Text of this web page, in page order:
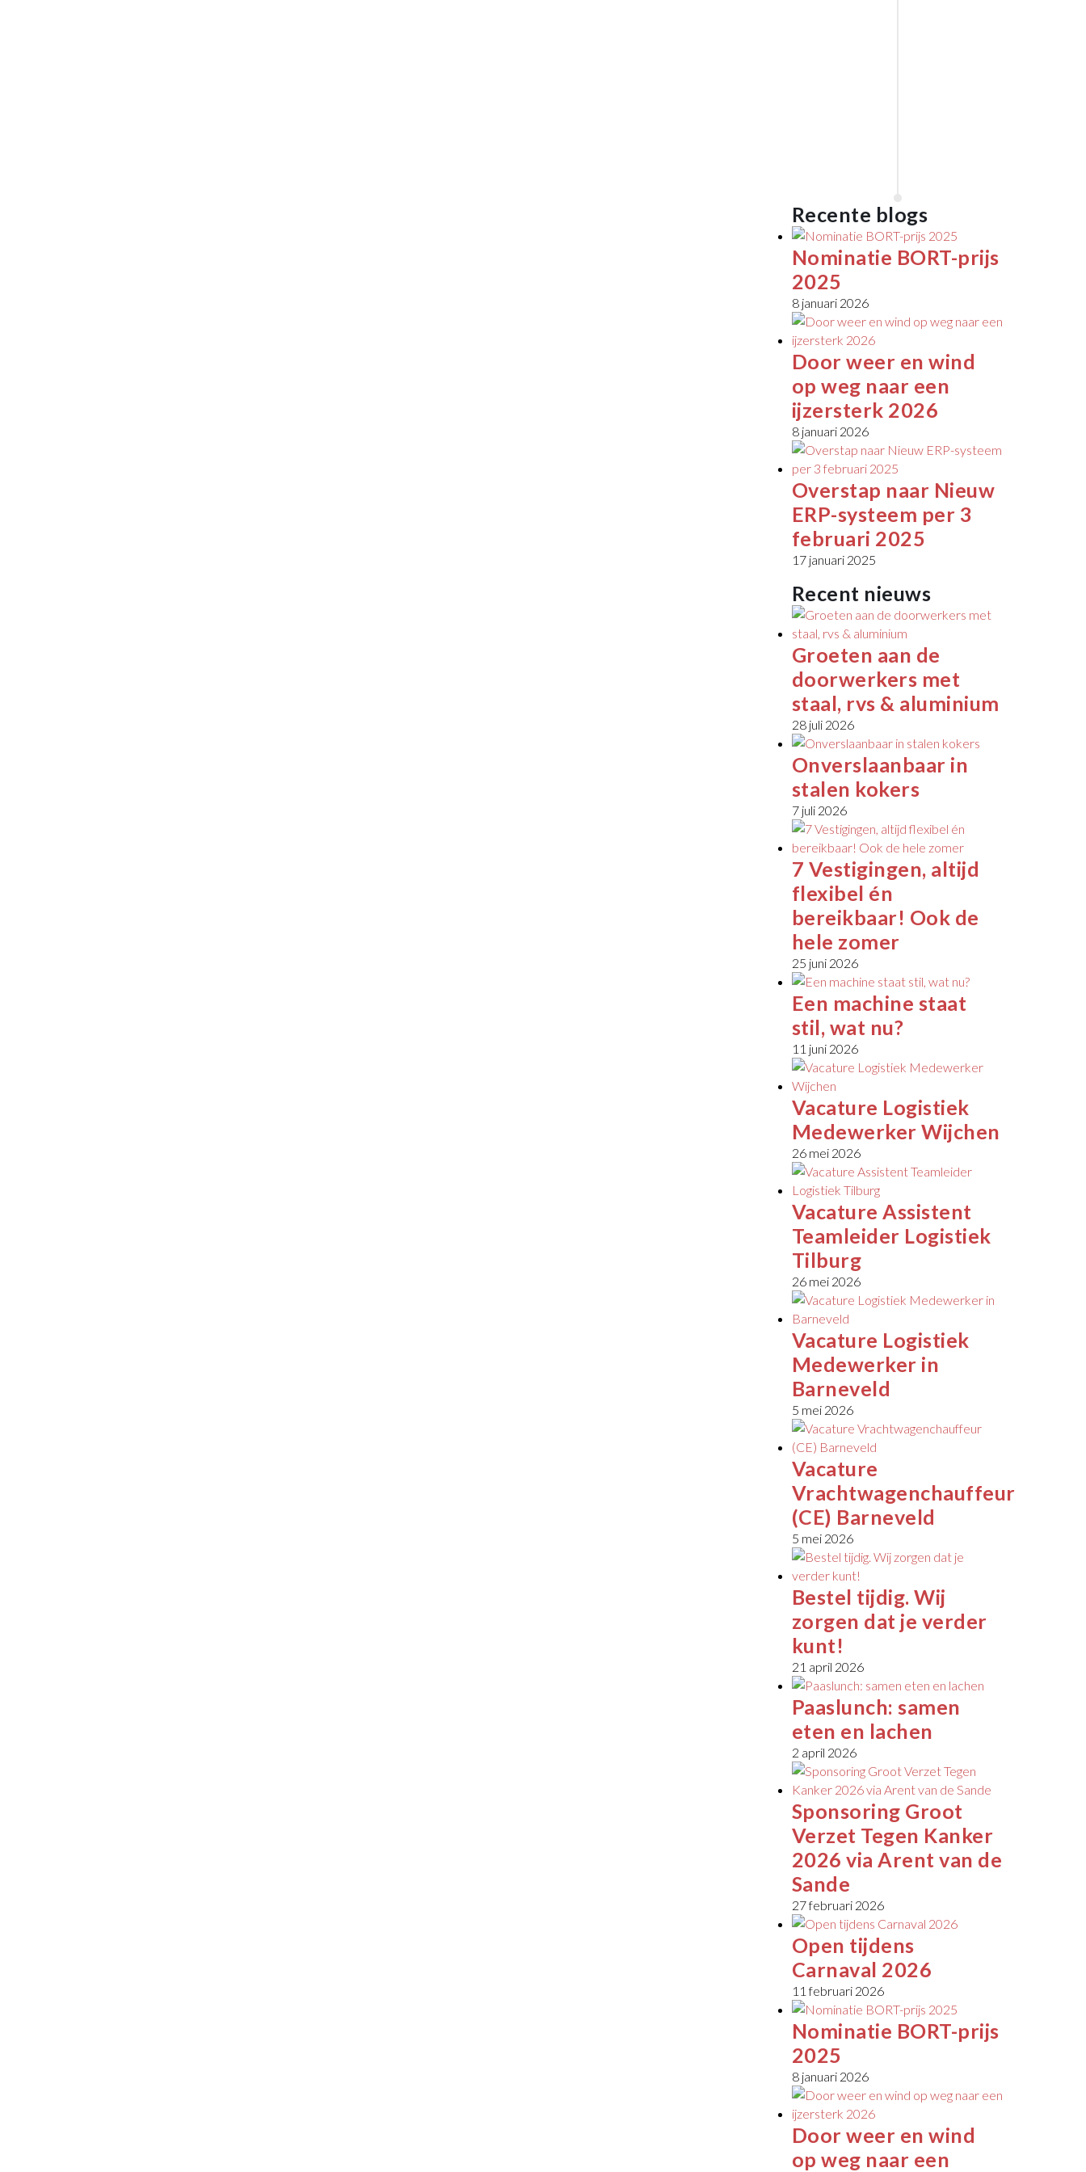
Recente blogs
Nominatie BORT-prijs
2025
8 januari 2026
Door weer en wind
op weg naar een
ijzersterk 2026
8 januari 2026
Overstap naar Nieuw
ERP-systeem per 3
februari 2025
17 januari 2025
Recent nieuws
Groeten aan de
doorwerkers met
staal, rvs & aluminium
28 juli 2026
Onverslaanbaar in
stalen kokers
7 juli 2026
7 Vestigingen, altijd
flexibel én
bereikbaar! Ook de
hele zomer
25 juni 2026
Een machine staat
stil, wat nu?
11 juni 2026
Vacature Logistiek
Medewerker Wijchen
26 mei 2026
Vacature Assistent
Teamleider Logistiek
Tilburg
26 mei 2026
Vacature Logistiek
Medewerker in
Barneveld
5 mei 2026
Vacature
Vrachtwagenchauffeur
(CE) Barneveld
5 mei 2026
Bestel tijdig. Wij
zorgen dat je verder
kunt!
21 april 2026
Paaslunch: samen
eten en lachen
2 april 2026
Sponsoring Groot
Verzet Tegen Kanker
2026 via Arent van de
Sande
27 februari 2026
Open tijdens
Carnaval 2026
11 februari 2026
Nominatie BORT-prijs
2025
8 januari 2026
Door weer en wind
op weg naar een